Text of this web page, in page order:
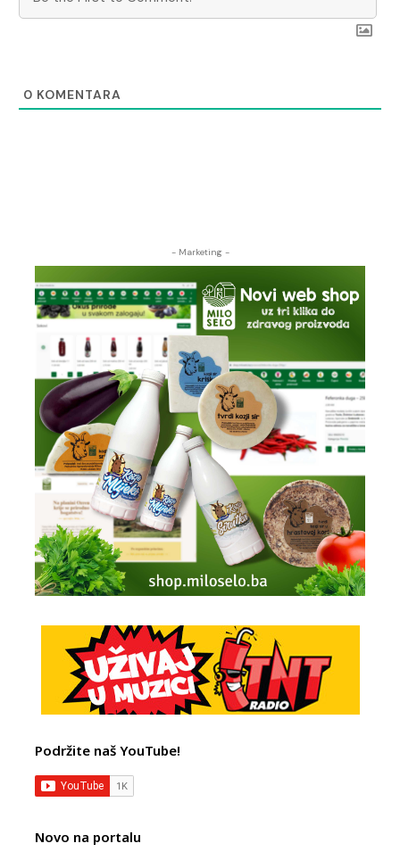
0 KOMENTARA
- Marketing -
Podržite naš YouTube!
Novo na portalu